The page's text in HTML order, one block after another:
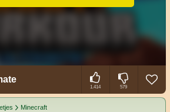
1.414 579
Minecraft